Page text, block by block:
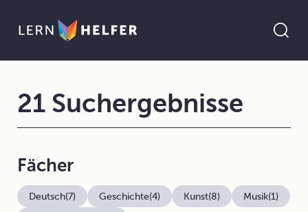
21 Suchergebnisse
Fächer
Deutsch(7) Geschichte(4) Kunst(8) Musik(1)